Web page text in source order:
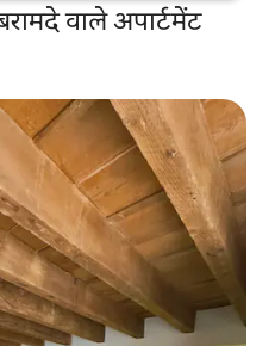
वाले अपार्टमेंट